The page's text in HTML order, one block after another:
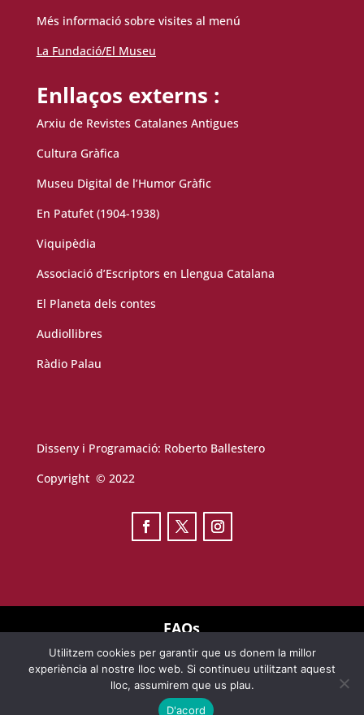
Més informació sobre visites al menú
La Fundació/El Museu
Enllaços externs :
Arxiu de Revistes Catalanes Antigues
Cultura Gràfica
Museu Digital de l’Humor Gràfic
En Patufet (1904-1938)
Viquipèdia
Associació d’Escriptors en Llengua Catalana
El Planeta dels contes
Audiollibres
Ràdio Palau
Disseny i Programació: Roberto Ballestero
Copyright © 2022
FAQs
TERMES D’ÚS
AVÍS LEGAL
Utilitzem cookies per garantir que us donem la millor
experiència al nostre lloc web. Si continueu utilitzant aquest
lloc, assumirem que us plau.
D'acord